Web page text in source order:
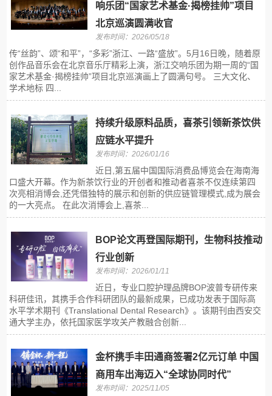
响乐团“国家艺术基金·揭榜挂帅”项目
北京巡演圆满收官
发布时间：2026/05/18
传“丝韵”、颂“和平”，“多彩”浙江、一路“盛放”。5月16日晚，随着原
创作品音乐会在北京音乐厅精彩上演，浙江交响乐团为期一周的“国
家艺术基金·揭榜挂帅”项目北京巡演画上了圆满句号。 三大文化、
学术地标 四...
持续升级原料品质，喜茶引领新茶饮供
应链水平提升
发布时间：2026/01/16
近日,第五届中国国际消费品博览会在海南海
口盛大开幕。作为新茶饮行业的开创者和推动者喜茶不仅连续第四
次亮相消博会,还凭借独特的展示和创新的供应链管理模式,成为展会
的一大亮点。 在此次消博会上,喜茶...
BOP论文再登国际期刊，生物科技推动
行业创新
发布时间：2026/01/11
近日，专业口腔护理品牌BOP波普专研传来
科研佳讯，其携手合作科研团队的最新成果，已成功发表于国际高
水平学术期刊《Translational Dental Research》。该期刊由西安交
通大学主办，依托国家医学攻关产教融合创新...
金杯携手丰田通商签署2亿元订单 中国
商用车出海迈入“全球协同时代”
发布时间：2025/11/05